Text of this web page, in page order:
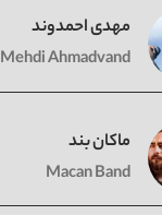
مهدی احمدوند
Mehdi Ahmadvand
ماکان بند
Macan Band